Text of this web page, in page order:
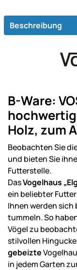
Beschreibung
B-Ware:
Holz, zum
Beobachten Sie
und bieten Sie
Futterstelle.
DasVogelhaus
ein beliebter
Ihnen werden
tummeln. So
Vögel zu
stilvollen
gebeizte
in jedem Garten